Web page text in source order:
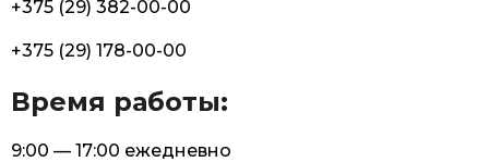
+375 (29) 382-00-00
+375 (29) 178-00-00
Время работы:
9:00 — 17:00 ежедневно